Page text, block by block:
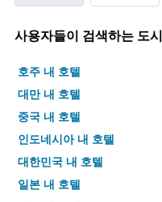
사용자들이 검색하는 도시
호주 내 호텔
대만 내 호텔
중국 내 호텔
인도네시아 내 호텔
대한민국 내 호텔
일본 내 호텔